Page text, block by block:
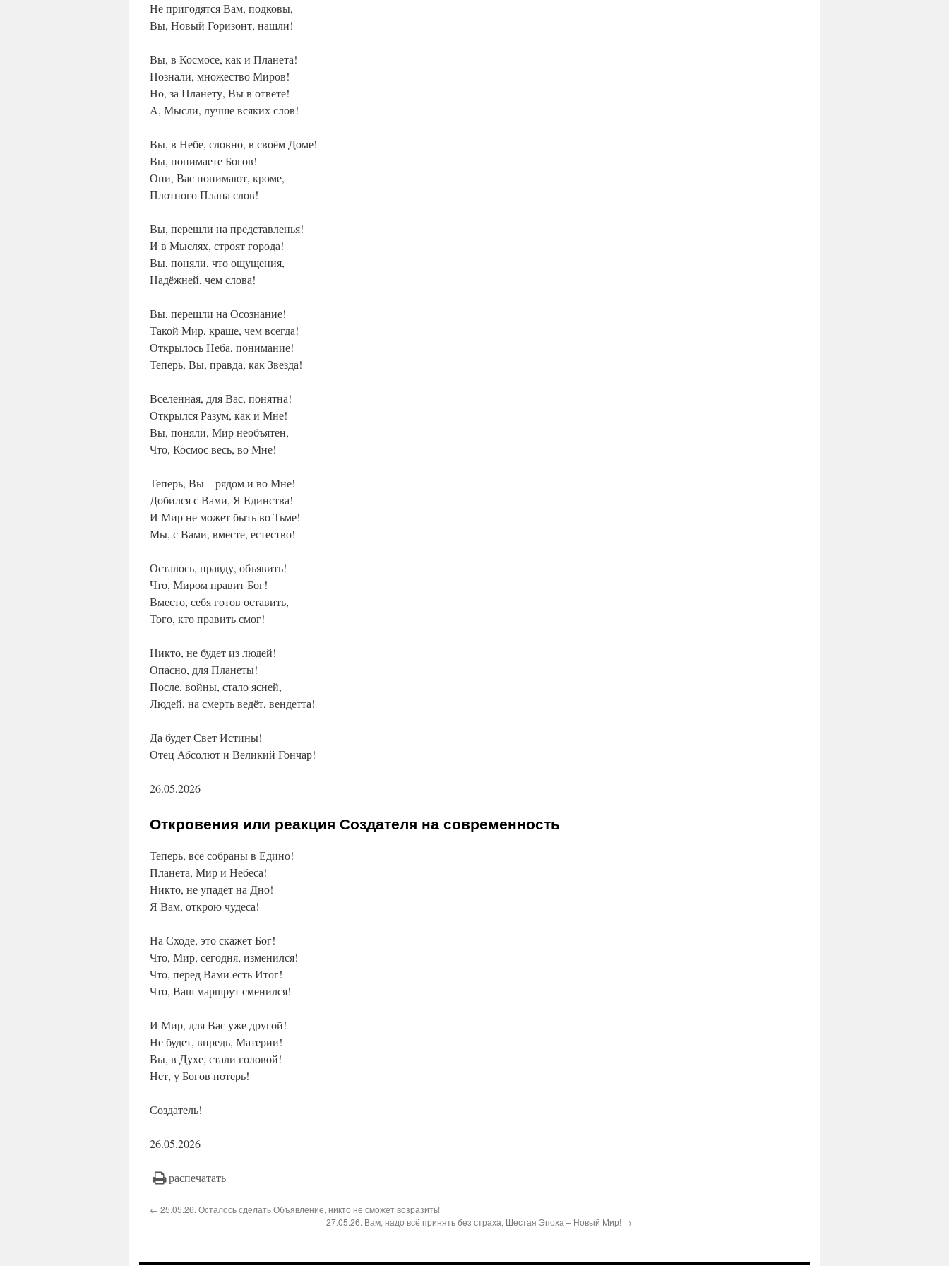
Не пригодятся Вам, подковы,
Вы, Новый Горизонт, нашли!
Вы, в Космосе, как и Планета!
Познали, множество Миров!
Но, за Планету, Вы в ответе!
А, Мысли, лучше всяких слов!
Вы, в Небе, словно, в своём Доме!
Вы, понимаете Богов!
Они, Вас понимают, кроме,
Плотного Плана слов!
Вы, перешли на представленья!
И в Мыслях, строят города!
Вы, поняли, что ощущения,
Надёжней, чем слова!
Вы, перешли на Осознание!
Такой Мир, краше, чем всегда!
Открылось Неба, понимание!
Теперь, Вы, правда, как Звезда!
Вселенная, для Вас, понятна!
Открылся Разум, как и Мне!
Вы, поняли, Мир необъятен,
Что, Космос весь, во Мне!
Теперь, Вы – рядом и во Мне!
Добился с Вами, Я Единства!
И Мир не может быть во Тьме!
Мы, с Вами, вместе, естество!
Осталось, правду, объявить!
Что, Миром правит Бог!
Вместо, себя готов оставить,
Того, кто править смог!
Никто, не будет из людей!
Опасно, для Планеты!
После, войны, стало ясней,
Людей, на смерть ведёт, вендетта!
Да будет Свет Истины!
Отец Абсолют и Великий Гончар!
26.05.2026
Откровения или реакция Создателя на современность
Теперь, все собраны в Едино!
Планета, Мир и Небеса!
Никто, не упадёт на Дно!
Я Вам, открою чудеса!
На Сходе, это скажет Бог!
Что, Мир, сегодня, изменился!
Что, перед Вами есть Итог!
Что, Ваш маршрут сменился!
И Мир, для Вас уже другой!
Не будет, впредь, Материи!
Вы, в Духе, стали головой!
Нет, у Богов потерь!
Создатель!
26.05.2026
распечатать
← 25.05.26. Осталось сделать Объявление, никто не сможет возразить!
27.05.26. Вам, надо всё принять без страха, Шестая Эпоха – Новый Мир! →